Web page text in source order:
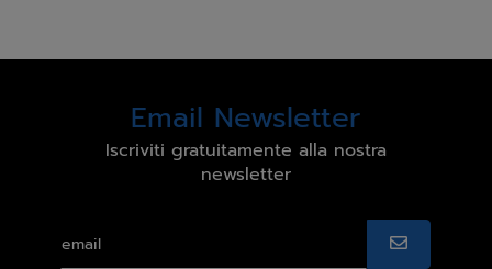
Email Newsletter
Iscriviti gratuitamente alla nostra
newsletter